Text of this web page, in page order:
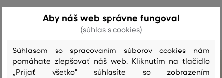
Odporúčané produkty
Aby náš web správne fungoval
(súhlas s cookies)
Súhlasom so spracovaním súborov cookies nám
pomáhate zlepšovať náš web. Kliknutím na tlačidlo
„Prijať všetko" súhlasíte so zobrazením